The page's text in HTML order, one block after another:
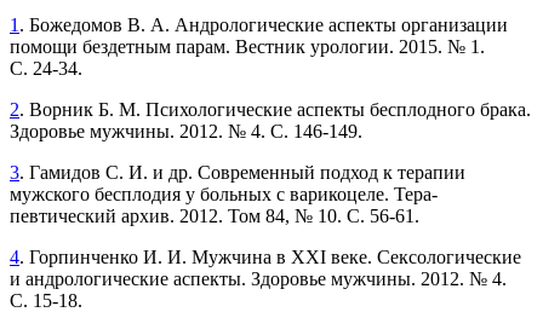
1 . Божедомов В. А. Андрологические аспекты организации
помощи бездетным парам. Вестник урологии. 2015. № 1.
С. 24-34.
2. Ворник Б. М. Психологические аспекты бесплодного брака.
Здоровье мужчины. 2012. № 4. С. 146-149.
3. Гамидов С. И. и др. Современный подход к терапии
мужского бесплодия у больных с варикоцеле. Тера­
певтический архив. 2012. Том 84, № 10. С. 56-61.
4. Горпинченко И. И. Мужчина в ХХI веке. Сексо­логические
и андрологические аспекты. Здоровье мужчины. 2012. № 4.
С. 15-18.